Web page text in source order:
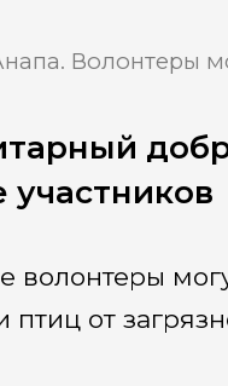
Волонтеры
участников
волонтеры
птиц от